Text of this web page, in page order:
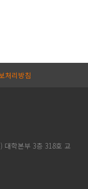
처리방침
대학본부 3층 318호 교